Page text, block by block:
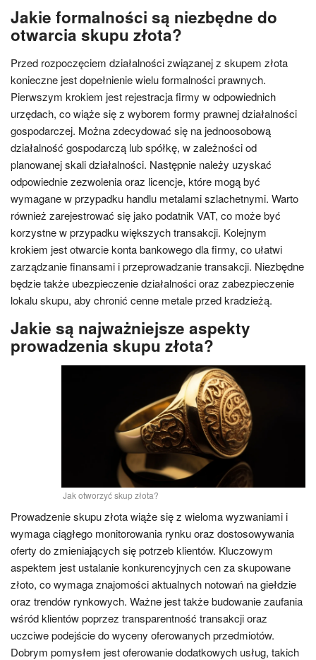
Jakie formalności są niezbędne do
otwarcia skupu złota?
Przed rozpoczęciem działalności związanej z skupem złota
konieczne jest dopełnienie wielu formalności prawnych.
Pierwszym krokiem jest rejestracja firmy w odpowiednich
urzędach, co wiąże się z wyborem formy prawnej działalności
gospodarczej. Można zdecydować się na jednoosobową
działalność gospodarczą lub spółkę, w zależności od
planowanej skali działalności. Następnie należy uzyskać
odpowiednie zezwolenia oraz licencje, które mogą być
wymagane w przypadku handlu metalami szlachetnymi. Warto
również zarejestrować się jako podatnik VAT, co może być
korzystne w przypadku większych transakcji. Kolejnym
krokiem jest otwarcie konta bankowego dla firmy, co ułatwi
zarządzanie finansami i przeprowadzanie transakcji. Niezbędne
będzie także ubezpieczenie działalności oraz zabezpieczenie
lokalu skupu, aby chronić cenne metale przed kradzieżą.
Jakie są najważniejsze aspekty
prowadzenia skupu złota?
Jak otworzyć skup złota?
Prowadzenie skupu złota wiąże się z wieloma wyzwaniami i
wymaga ciągłego monitorowania rynku oraz dostosowywania
oferty do zmieniających się potrzeb klientów. Kluczowym
aspektem jest ustalanie konkurencyjnych cen za skupowane
złoto, co wymaga znajomości aktualnych notowań na giełdzie
oraz trendów rynkowych. Ważne jest także budowanie zaufania
wśród klientów poprzez transparentność transakcji oraz
uczciwe podejście do wyceny oferowanych przedmiotów.
Dobrym pomysłem jest oferowanie dodatkowych usług, takich